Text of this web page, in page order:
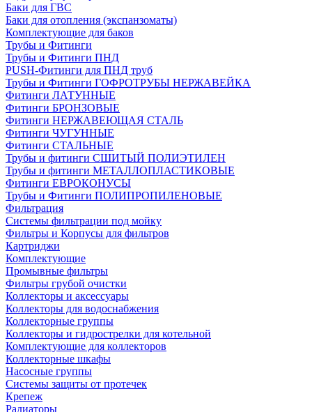
Баки для ГВС
Баки для отопления (экспанзоматы)
Комплектующие для баков
Трубы и Фитинги
Трубы и Фитинги ПНД
PUSH-Фитинги для ПНД труб
Трубы и Фитинги ГОФРОТРУБЫ НЕРЖАВЕЙКА
Фитинги ЛАТУННЫЕ
Фитинги БРОНЗОВЫЕ
Фитинги НЕРЖАВЕЮЩАЯ СТАЛЬ
Фитинги ЧУГУННЫЕ
Фитинги СТАЛЬНЫЕ
Трубы и фитинги СШИТЫЙ ПОЛИЭТИЛЕН
Трубы и фитинги МЕТАЛЛОПЛАСТИКОВЫЕ
Фитинги ЕВРОКОНУСЫ
Трубы и Фитинги ПОЛИПРОПИЛЕНОВЫЕ
Фильтрация
Системы фильтрации под мойку
Фильтры и Корпусы для фильтров
Картриджи
Комплектующие
Промывные фильтры
Фильтры грубой очистки
Коллекторы и аксессуары
Коллекторы для водоснабжения
Коллекторные группы
Коллекторы и гидрострелки для котельной
Комплектующие для коллекторов
Коллекторные шкафы
Насосные группы
Системы защиты от протечек
Крепеж
Радиаторы